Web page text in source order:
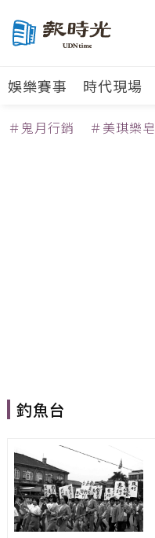
娛樂賽事 時代現場
＃鬼月行銷 ＃美琪樂皂
釣魚台